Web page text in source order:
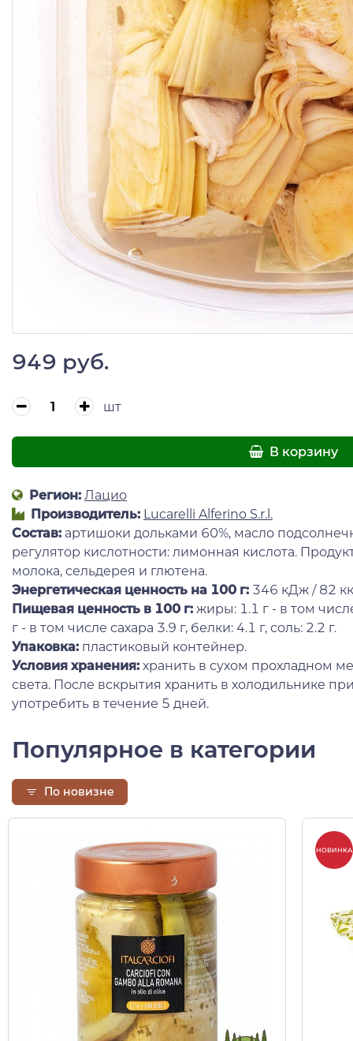
949 руб.
шт
В корзину
Регион: Лацио
Производитель: Lucarelli Alferino S.r.l.
Состав: артишоки дольками 60%, масло
регулятор кислотности: лимонная кислота.
молока, сельдерея и глютена.
Энергетическая ценность на 100 г: 346 кДж / 82
Пищевая ценность в 100 г: жиры: 1.1 г - в том
г - в том числе сахара 3.9 г, белки: 4.1 г, соль: 2.2 г.
Упаковка: пластиковый контейнер.
Условия хранения: хранить в сухом прохладном
света. После вскрытия хранить в холодильнике
употребить в течение 5 дней.
Популярное в категории
По новизне
НОВИНКА